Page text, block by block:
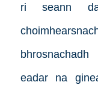
ri seann
eadar na